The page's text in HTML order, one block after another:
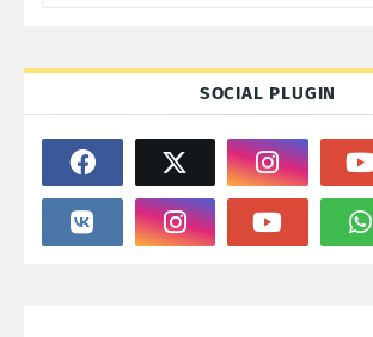
SOCIAL PLUGIN